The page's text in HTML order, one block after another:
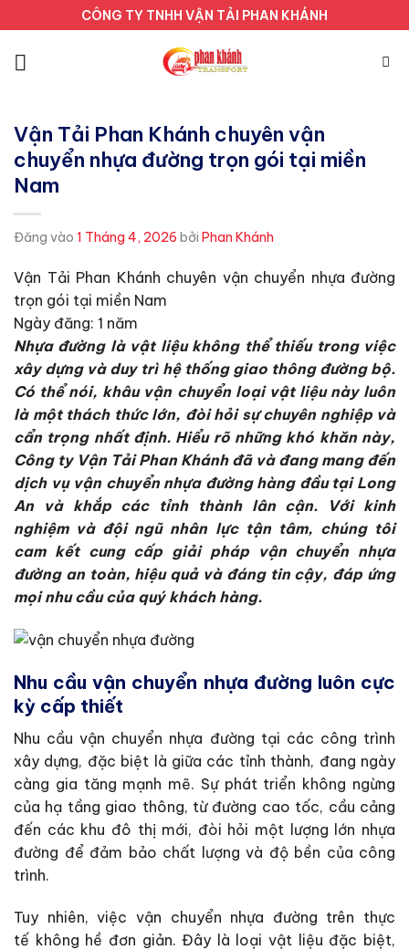
qua
nội
CÔNG TY TNHH VẬN TẢI PHAN KHÁNH
Vận Tải Phan Khánh chuyên vận
chuyển nhựa đường trọn gói tại miền
Nam
Đăng vào 1 Tháng 4, 2026 bởi Phan Khánh
Vận Tải Phan Khánh chuyên vận chuyển nhựa đường
trọn gói tại miền Nam
Ngày đăng: 1 năm
Nhựa đường là vật liệu không thể thiếu trong việc
xây dựng và duy trì hệ thống giao thông đường bộ.
Có thể nói, khâu vận chuyển loại vật liệu này luôn
là một thách thức lớn, đòi hỏi sự chuyên nghiệp và
cẩn trọng nhất định. Hiểu rõ những khó khăn này,
Công ty Vận Tải Phan Khánh đã và đang mang đến
dịch vụ vận chuyển nhựa đường hàng đầu tại Long
An và khắp các tỉnh thành lân cận. Với kinh
nghiệm và đội ngũ nhân lực tận tâm, chúng tôi
cam kết cung cấp giải pháp vận chuyển nhựa
đườngan toàn, hiệu quả và đáng tin cậy, đáp ứng
mọi nhu cầu của quý khách hàng.
Nhu cầu vận chuyển nhựa đường luôn cực
kỳ cấp thiết
Nhu cầu vận chuyển nhựa đường tại các công trình
xây dựng, đặc biệt là giữa các tỉnh thành, đang ngày
càng gia tăng mạnh mẽ. Sự phát triển không ngừng
của hạ tầng giao thông, từ đường cao tốc, cầu cảng
đến các khu đô thị mới, đòi hỏi một lượng lớn nhựa
đường để đảm bảo chất lượng và độ bền của công
trình.
Tuy nhiên, việc vận chuyển nhựa đường trên thực
tế không hề đơn giản. Đây là loại vật liệu đặc biệt,